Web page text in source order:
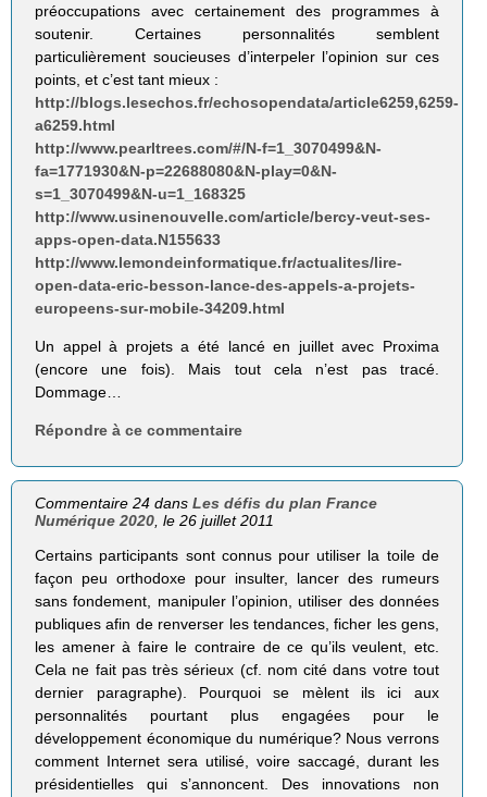
préoccupations avec certainement des programmes à
soutenir. Certaines personnalités semblent
particulièrement soucieuses d’interpeler l’opinion sur ces
points, et c’est tant mieux :
http://blogs.lesechos.fr/echosopendata/article6259,6259-
a6259.html
http://www.pearltrees.com/#/N-f=1_3070499&N-
fa=1771930&N-p=22688080&N-play=0&N-
s=1_3070499&N-u=1_168325
http://www.usinenouvelle.com/article/bercy-veut-ses-
apps-open-data.N155633
http://www.lemondeinformatique.fr/actualites/lire-
open-data-eric-besson-lance-des-appels-a-projets-
europeens-sur-mobile-34209.html
Un appel à projets a été lancé en juillet avec Proxima
(encore une fois). Mais tout cela n’est pas tracé.
Dommage…
Répondre à ce commentaire
Commentaire 24 dansLes défis du plan France
Numérique 2020 , le 26 juillet 2011
Certains participants sont connus pour utiliser la toile de
façon peu orthodoxe pour insulter, lancer des rumeurs
sans fondement, manipuler l’opinion, utiliser des données
publiques afin de renverser les tendances, ficher les gens,
les amener à faire le contraire de ce qu’ils veulent, etc.
Cela ne fait pas très sérieux (cf. nom cité dans votre tout
dernier paragraphe). Pourquoi se mèlent ils ici aux
personnalités pourtant plus engagées pour le
développement économique du numérique? Nous verrons
comment Internet sera utilisé, voire saccagé, durant les
présidentielles qui s’annoncent. Des innovations non